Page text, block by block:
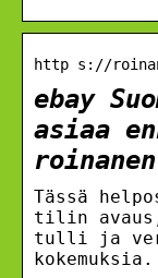
http s://
ebay
asiaa
roinanen
Tässä
tilin avaus,
tulli ja
kokemuksia.